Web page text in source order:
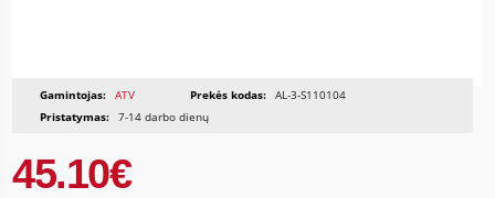
Gamintojas: ATV Prekės kodas: AL-3-S110104
Pristatymas: 7-14 darbo dienų
45.10€